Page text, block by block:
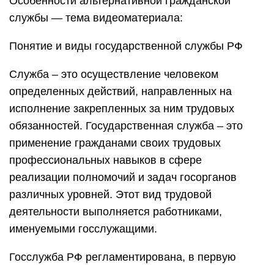
службы — тема видеоматериала:
Понятие и виды государственной службы РФ
Служба – это осуществление человеком
определенных действий, направленных на
исполнение закрепленных за ним трудовых
обязанностей. Государственная служба – это
применение гражданами своих трудовых
профессиональных навыков в сфере
реализации полномочий и задач госорганов
различных уровней. Этот вид трудовой
деятельности выполняется работниками,
именуемыми госслужащими.
Госслужба РФ регламентирована, в первую